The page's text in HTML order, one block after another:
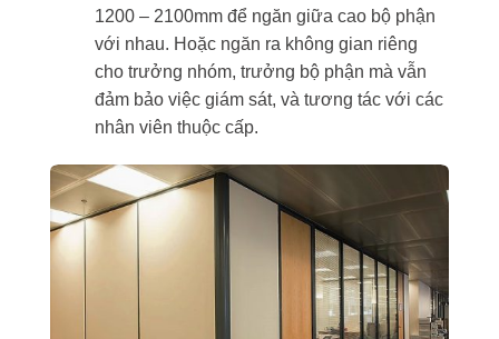
1200 – 2100mm để ngăn giữa cao bộ phận
với nhau. Hoặc ngăn ra không gian riêng
cho trưởng nhóm, trưởng bộ phận mà vẫn
đảm bảo việc giám sát, và tương tác với các
nhân viên thuộc cấp.